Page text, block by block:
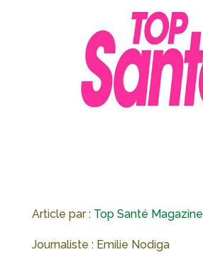
Article par : Top Santé Magazine
Journaliste : Emilie Nodiga